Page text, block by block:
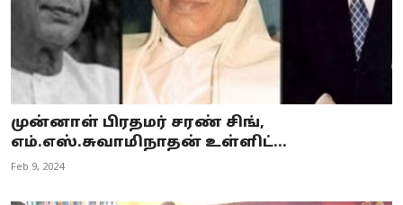
முன்னாள் பிரதமர் சரண் சிங்,
எம்.எஸ்.சுவாமிநாதன் உள்ளிட்...
Feb 9, 2024